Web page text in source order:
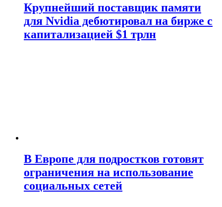
Крупнейший поставщик памяти
для Nvidia дебютировал на бирже с
капитализацией $1 трлн
В Европе для подростков готовят
ограничения на использование
социальных сетей